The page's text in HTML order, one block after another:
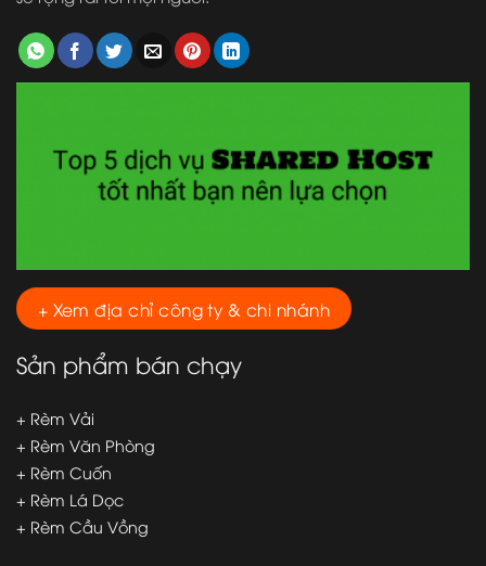
+ Xem địa chỉ công ty & chi nhánh
Sản phẩm bán chạy
+ Rèm Vải
+ Rèm Văn Phòng
+ Rèm Cuốn
+ Rèm Lá Dọc
+ Rèm Cầu Vồng